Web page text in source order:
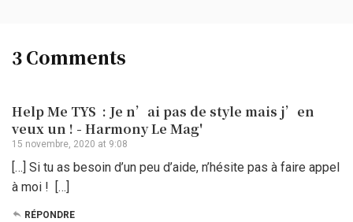
3 Comments
Help Me TYS : Je n’ai pas de style mais j’en
veux un ! - Harmony Le Mag'
15 novembre, 2020 at 9:08
[…] Si tu as besoin d’un peu d’aide, n’hésite pas à faire appel
à moi ! […]
RÉPONDRE